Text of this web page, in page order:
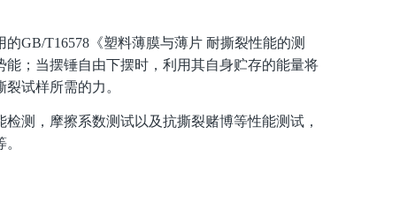
GB/T16578《塑料薄膜与薄片 耐撕裂性能的测
；当摆锤自由下摆时，利用其自身贮存的能量将
试样所需的力。
测，摩擦系数测试以及抗撕裂赌博等性能测试，